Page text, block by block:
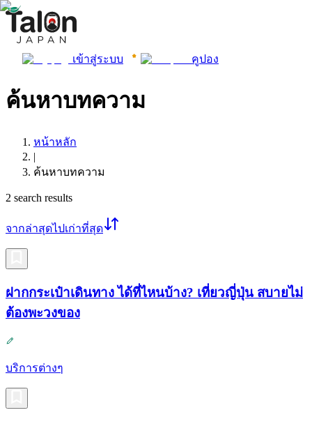
เข้าสู่ระบบ คูปอง
ค้นหาบทความ
หน้าหลัก
|
ค้นหาบทความ
2 search results
จากล่าสุดไปเก่าที่สุด
ฝากกระเป๋าเดินทาง ได้ที่ไหนบ้าง? เที่ยวญี่ปุ่น สบายไม่
ต้องพะวงของ
บริการต่างๆ